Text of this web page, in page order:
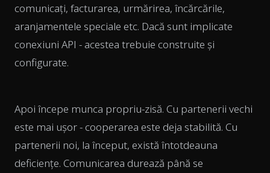
comunicați, facturarea, urmărirea, încărcările,
aranjamentele speciale etc. Dacă sunt implicate
conexiuni API - acestea trebuie construite și
configurate.
Apoi începe munca propriu-zisă. Cu partenerii vechi
este mai ușor - cooperarea este deja stabilită. Cu
partenerii noi, la început, există întotdeauna
deficiențe. Comunicarea durează până se